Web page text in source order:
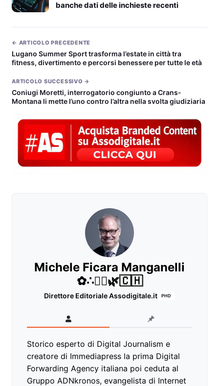
banche dati delle inchieste recenti
← ARTICOLO PRECEDENTE
Lugano Summer Sport trasforma l’estate in città tra
fitness, divertimento e percorsi benessere per tutte le età
ARTICOLO SUCCESSIVO →
Coniugi Moretti, interrogatorio congiunto a Crans-
Montana li mette l’uno contro l’altra nella svolta giudiziaria
Michele Ficara Manganelli
✿∴♛🌿🇨🇭
Direttore Editoriale Assodigitale.it PHD
Storico esperto di Digital Journalism e
creatore di Immediapress la prima Digital
Forwarding Agency italiana poi ceduta al
Gruppo ADNkronos, evangelista di Internet